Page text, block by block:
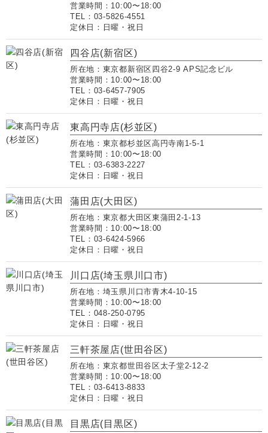
営業時間：10:00〜18:00
TEL：03-5826-4551
定休日：日曜・祝日
四谷店(新宿区)
所在地：東京都新宿区四谷2-9 APS記念ビル
営業時間：10:00〜18:00
TEL：03-6457-7905
定休日：日曜・祝日
東高円寺店(杉並区)
所在地：東京都杉並区高円寺南1-5-1
営業時間：10:00〜18:00
TEL：03-6383-2227
定休日：日曜・祝日
蒲田店(大田区)
所在地：東京都大田区東蒲田2-1-13
営業時間：10:00〜18:00
TEL：03-6424-5966
定休日：日曜・祝日
川口店(埼玉県川口市)
所在地：埼玉県川口市青木4-10-15
営業時間：10:00〜18:00
TEL：048-250-0795
定休日：日曜・祝日
三軒茶屋店(世田谷区)
所在地：東京都世田谷区太子堂2-12-2
営業時間：10:00〜18:00
TEL：03-6413-8833
定休日：日曜・祝日
目黒店(目黒区)